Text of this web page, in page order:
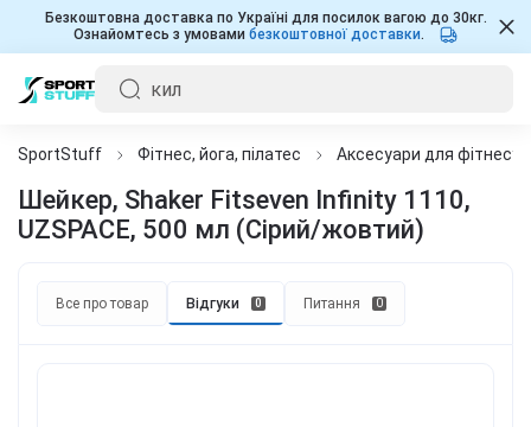
Безкоштовна доставка по Україні для посилок вагою до 30кг.
Ознайомтесь з умовами безкоштовної доставки.
SportStuff Фітнес, йога, пілатес Аксесуари для фітнесу,
Шейкер, Shaker Fitseven Infinity 1110,
UZSPACE, 500 мл (Сірий/жовтий)
Все про товар Відгуки 0 Питання 0